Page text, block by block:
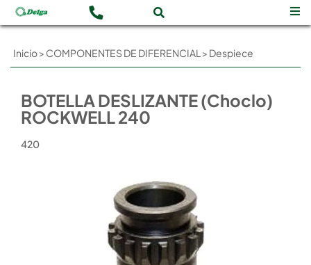
Inicio> COMPONENTES DE DIFERENCIAL > Despiece
BOTELLA DESLIZANTE (Choclo)
ROCKWELL 240
420